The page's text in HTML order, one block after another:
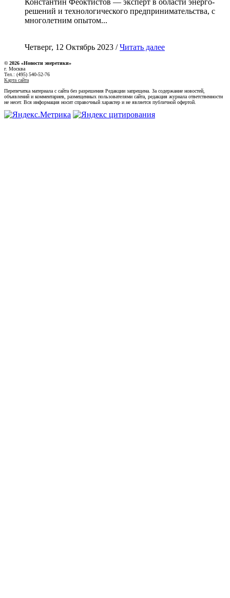
Константин Феоктистов — эксперт в области энерго-
решений и технологического предпринимательства, с
многолетним опытом...
Четверг, 12 Октябрь 2023 /Читать далее
© 2026 «Новости энеретики»
г. Москва
Тел.: (495) 540-52-76
Карта сайта
Перепечатка материала с сайта без разрешения Редакции запрещена. За содержание новостей,
объявлений и комментариев, размещенных пользователями сайта, редакция журнала ответственности
не несет. Вся информация носит справочный характер и не является публичной офертой.